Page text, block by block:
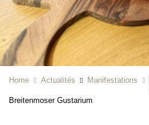
Home Actualités Manifestations
Breitenmoser Gustarium